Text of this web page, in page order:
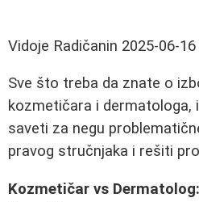
Vidoje Radičanin 2025-06-16
Sve što treba da znate o
kozmetičara i dermatologa,
saveti za negu
pravog stručnjaka i rešiti
Kozmetičar vs